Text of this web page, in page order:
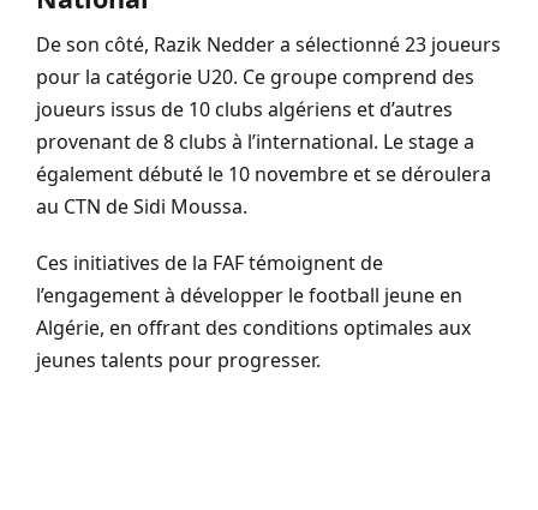
De son côté, Razik Nedder a sélectionné 23 joueurs
pour la catégorie U20. Ce groupe comprend des
joueurs issus de 10 clubs algériens et d’autres
provenant de 8 clubs à l’international. Le stage a
également débuté le 10 novembre et se déroulera
au CTN de Sidi Moussa.
Ces initiatives de la FAF témoignent de
l’engagement à développer le football jeune en
Algérie, en offrant des conditions optimales aux
jeunes talents pour progresser.